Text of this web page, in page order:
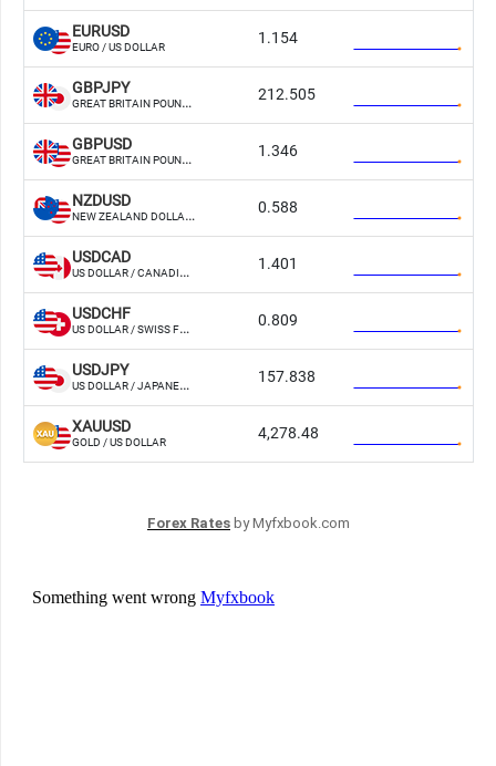
Forex Rates by Myfxbook.com